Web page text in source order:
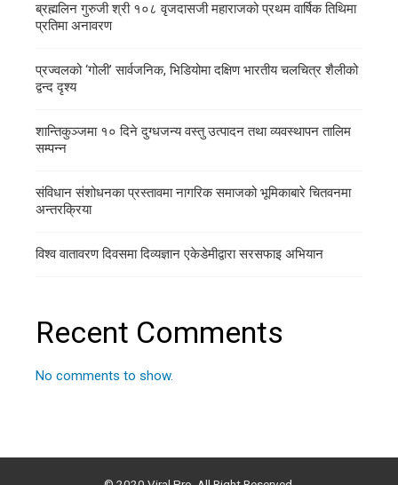
ब्रह्मलिन गुरुजी श्री १०८ वृजदासजी महाराजको प्रथम वार्षिक तिथिमा
प्रतिमा अनावरण
प्रज्वलको ‘गोली’ सार्वजनिक, भिडियोमा दक्षिण भारतीय चलचित्र शैलीको
द्वन्द दृश्य
शान्तिकुञ्जमा १० दिने दुग्धजन्य वस्तु उत्पादन तथा व्यवस्थापन तालिम
सम्पन्न
संविधान संशोधनका प्रस्तावमा नागरिक समाजको भूमिकाबारे चितवनमा
अन्तरक्रिया
विश्व वातावरण दिवसमा दिव्यज्ञान एकेडेमीद्वारा सरसफाइ अभियान
Recent Comments
No comments to show.